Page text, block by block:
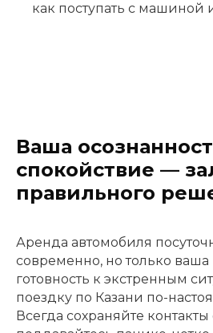
как поступать с машиной
Ваша
спокойствие —
правильного
Аренда автомобиля
современно, но только ваша
готовность к экстренным
поездку по Казани по-
Всегда сохраняйте